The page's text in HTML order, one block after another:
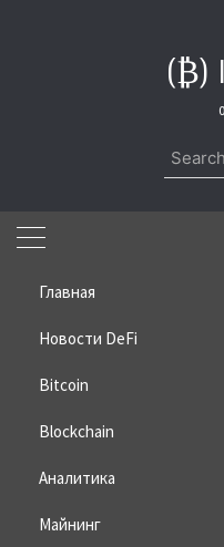
(₿)
Search
for:
Главная
Новости DeFi
Bitcoin
Blockchain
Аналитика
Майнинг
Home»Bitcoin
предлагают
криптозаймы